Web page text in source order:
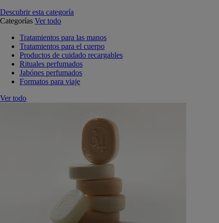
Descubrir esta categoría
Categorías Ver todo
Tratamientos para las manos
Tratamientos para el cuerpo
Productos de cuidado recargables
Rituales perfumados
Jabónes perfumados
Formatos para viaje
Ver todo